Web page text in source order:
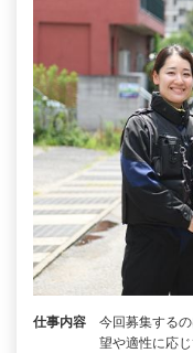
仕事内容
今回募集する
望や適性に応